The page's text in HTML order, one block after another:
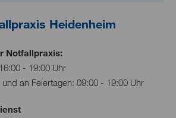
Heidenheim
Notfallpraxis:
- 19:00 Uhr
an Feiertagen: 09:00 - 19:00 Uhr